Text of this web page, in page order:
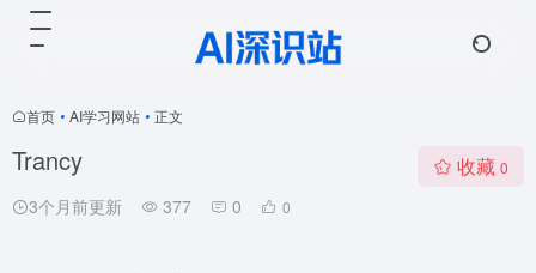
首页 • AI学习网站 • 正文
Trancy
3个月前更新 377 0 0
收藏 0